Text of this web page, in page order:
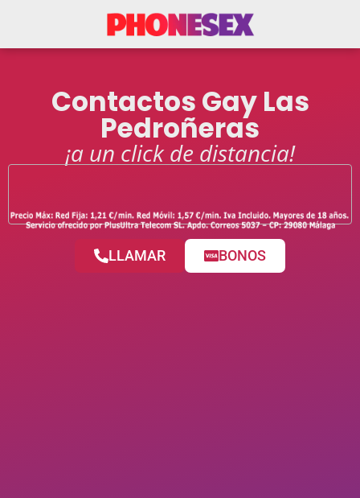
Contactos Gay Las
Pedroñeras
¡a un click de distancia!
LLAMAR BONOS